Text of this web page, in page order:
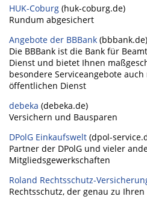
HUK-Coburg (huk-coburg.de)
Rundum abgesichert
Angebote der BBBank (bbbank.de)
Die BBBank ist die Bank für
Dienst und bietet Ihnen
besondere Serviceangebote
öffentlichen Dienst
debeka (debeka.de)
Versichern und Bausparen
DPolG Einkaufswelt (dpol-
Partner der DPolG und vieler
Mitgliedsgewerkschaften
Roland Rechtsschutz-
Rechtsschutz, der genau zu